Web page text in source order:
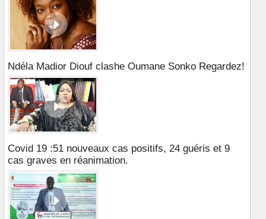
Ndéla Madior Diouf clashe Oumane Sonko Regardez!
Covid 19 :51 nouveaux cas positifs, 24 guéris et 9
cas graves en réanimation.